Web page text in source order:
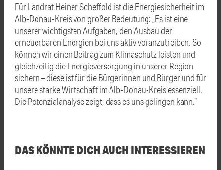
Für Landrat Heiner Scheffold ist die Energiesicherheit im
Alb-Donau-Kreis von großer Bedeutung: „Es ist eine
unserer wichtigsten Aufgaben, den Ausbau der
erneuerbaren Energien bei uns aktiv voranzutreiben. So
können wir einen Beitrag zum Klimaschutz leisten und
gleichzeitig die Energieversorgung in unserer Region
sichern – diese ist für die Bürgerinnen und Bürger und für
unsere starke Wirtschaft im Alb-Donau-Kreis essenziell.
Die Potenzialanalyse zeigt, dass es uns gelingen kann.“
DAS KÖNNTE DICH AUCH INTERESSIEREN